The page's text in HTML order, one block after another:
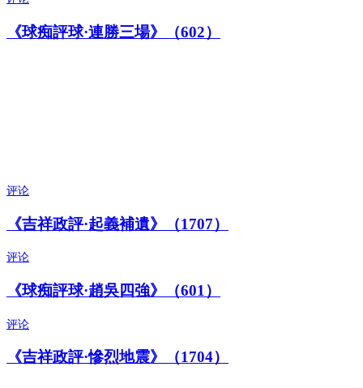
《球痴評球·連勝三場》（602）
评论
《吉祥政評·起義補遺》（1707）
评论
《球痴評球·趙吳四強》（601）
评论
《吉祥政評·慘烈地震》（1704）